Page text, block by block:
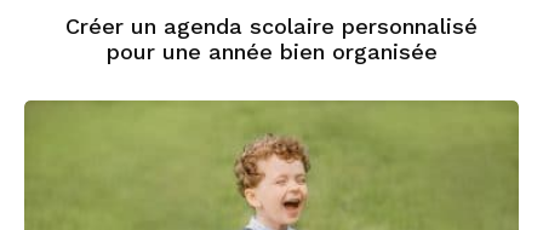
Créer un agenda scolaire personnalisé
pour une année bien organisée